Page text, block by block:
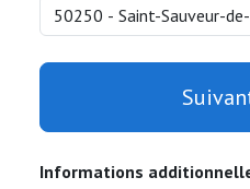
Informations